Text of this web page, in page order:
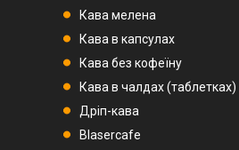
Кава мелена
Кава в капсулах
Кава без кофеїну
Кава в чалдах (таблетках)
Дріп-кава
Blasercafe